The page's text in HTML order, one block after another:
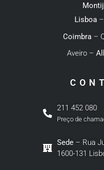
Lisboa–
Coimbra –
Aveiro –
211 452 080
Preço de
Sede– Rua
1600-131